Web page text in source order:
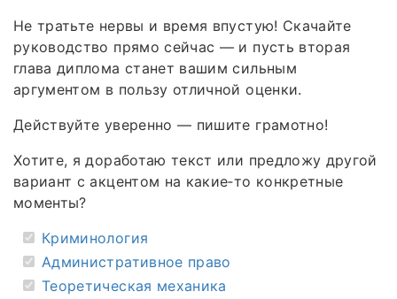
Не тратьте нервы и время впустую! Скачайте
руководство прямо сейчас — и пусть вторая
глава диплома станет вашим сильным
аргументом в пользу отличной оценки.
Действуйте уверенно — пишите грамотно!
Хотите, я доработаю текст или предложу другой
вариант с акцентом на какие‑то конкретные
моменты?
Криминология
Административное право
Теоретическая механика